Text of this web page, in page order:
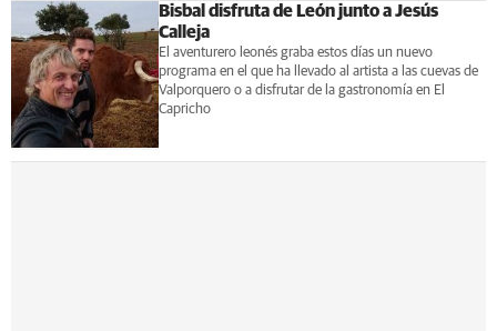
Bisbal disfruta de León junto a Jesús
Calleja
El aventurero leonés graba estos días un nuevo
programa en el que ha llevado al artista a las cuevas de
Valporquero o a disfrutar de la gastronomía en El
Capricho